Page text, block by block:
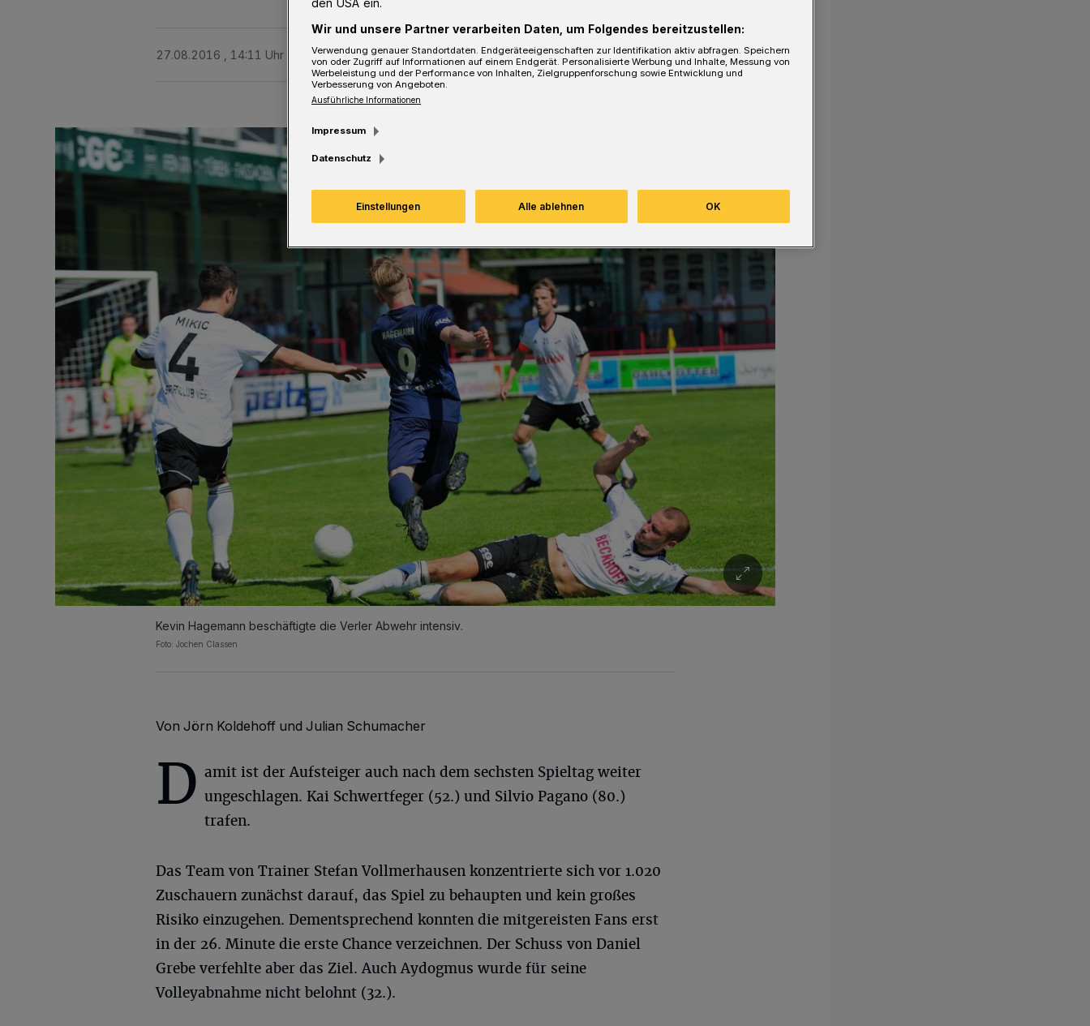
27.08.2016 , 14:11 Uhr 3 Minuten Lesezeit
Kevin Hagemann beschäftigte die Verler Abwehr intensiv.
Foto: Jochen Classen
Von Jörn Koldehoff und Julian Schumacher
D amit ist der Aufsteiger auch nach dem sechsten Spieltag weiter
ungeschlagen. Kai Schwertfeger (52.) und Silvio Pagano (80.)
trafen.
Das Team von Trainer Stefan Vollmerhausen konzentrierte sich vor 1.020
Zuschauern zunächst darauf, das Spiel zu behaupten und kein großes
Risiko einzugehen. Dementsprechend konnten die mitgereisten Fans erst
in der 26. Minute die erste Chance verzeichnen. Der Schuss von Daniel
Grebe verfehlte aber das Ziel. Auch Aydogmus wurde für seine
Volleyabnahme nicht belohnt (32.).
den USA ein.
Wir und unsere Partner verarbeiten Daten, um Folgendes bereitzustellen:
Verwendung genauer Standortdaten. Endgeräteeigenschaften zur Identifikation aktiv abfragen. Speichern
von oder Zugriff auf Informationen auf einem Endgerät. Personalisierte Werbung und Inhalte, Messung von
Werbeleistung und der Performance von Inhalten, Zielgruppenforschung sowie Entwicklung und
Verbesserung von Angeboten.
Ausführliche Informationen
Impressum
Datenschutz
Einstellungen Alle ablehnen OK